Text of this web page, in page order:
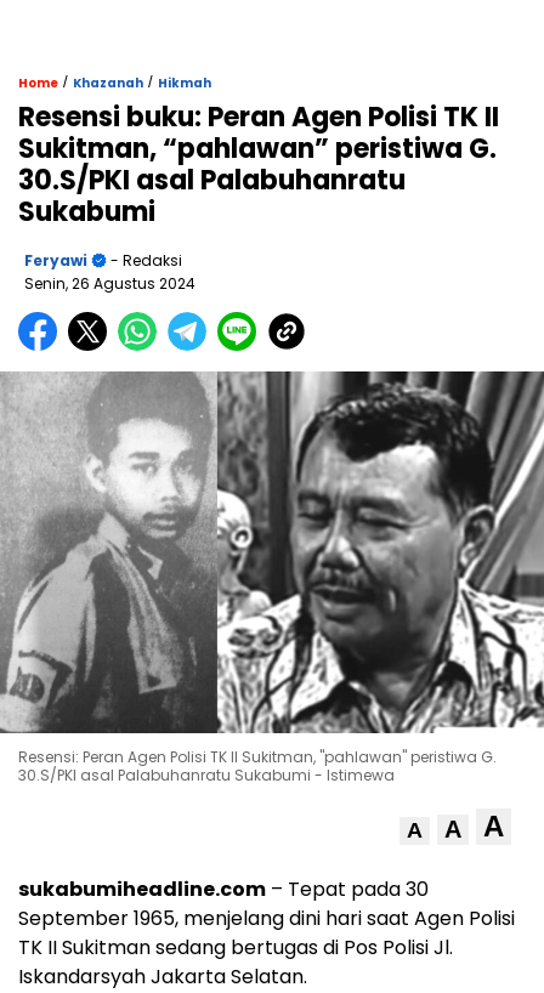
Home / Khazanah / Hikmah
Resensi buku: Peran Agen Polisi TK II
Sukitman, “pahlawan” peristiwa G.
30.S/PKI asal Palabuhanratu
Sukabumi
Feryawi
- Redaksi
Senin, 26 Agustus 2024
Resensi: Peran Agen Polisi TK II Sukitman, "pahlawan" peristiwa G.
30.S/PKI asal Palabuhanratu Sukabumi - Istimewa
A A A
sukabumiheadline.com – Tepat pada 30
September 1965, menjelang dini hari saat Agen Polisi
TK II Sukitman sedang bertugas di Pos Polisi Jl.
Iskandarsyah Jakarta Selatan.